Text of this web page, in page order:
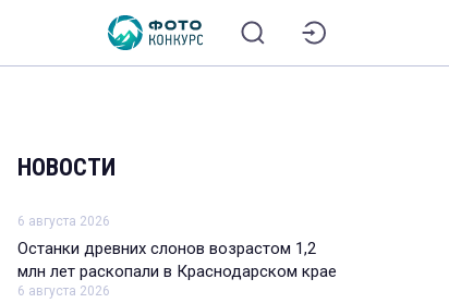
НОВОСТИ
6 августа 2026
Останки древних слонов возрастом 1,2
млн лет раскопали в Краснодарском крае
6 августа 2026